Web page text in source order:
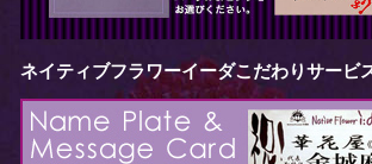
ネイティブフラワーイーダこだわりサービ